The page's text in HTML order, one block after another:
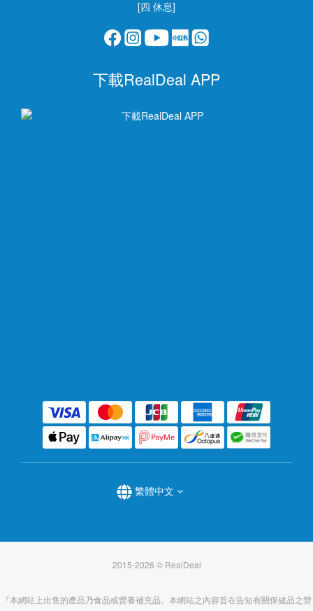
[四 休息]
下載RealDeal APP
繁體中文
2015-2026 © RealDeal
『本網站上出售的產品乃食品或營養補充品。本網站之內容旨在告知有關保健品之營